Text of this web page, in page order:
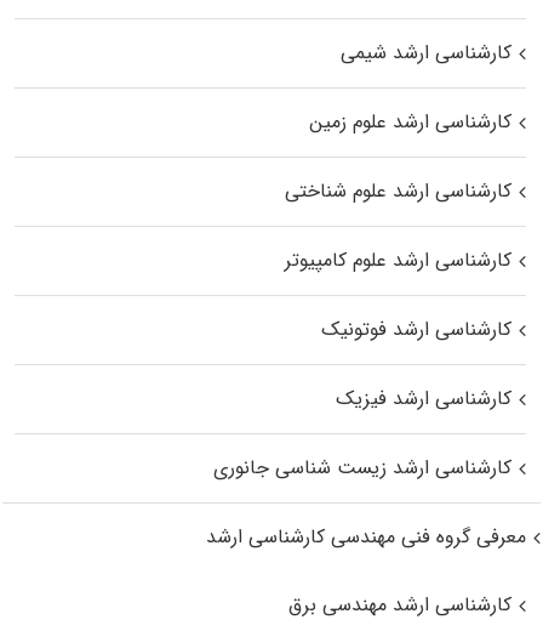
کارشناسی ارشد شیمی
کارشناسی ارشد علوم زمین
کارشناسی ارشد علوم شناختی
کارشناسی ارشد علوم کامپیوتر
کارشناسی ارشد فوتونیک
کارشناسی ارشد فیزیک
کارشناسی ارشد زیست‌ شناسی جانوری
معرفی گروه فنی مهندسی کارشناسی ارشد
کارشناسی ارشد مهندسی برق